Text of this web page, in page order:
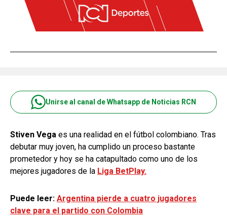
Unirse al canal de Whatsapp de Noticias RCN
Stiven Vega es una realidad en el fútbol colombiano. Tras
debutar muy joven, ha cumplido un proceso bastante
prometedor y hoy se ha catapultado como uno de los
mejores jugadores de la Liga BetPlay.
Puede leer: Argentina pierde a cuatro jugadores
clave para el partido con Colombia